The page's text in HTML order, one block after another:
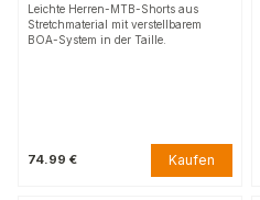
Leichte Herren-MTB-Shorts aus
Stretchmaterial mit verstellbarem
BOA-System in der Taille.
74.99 € Kaufen